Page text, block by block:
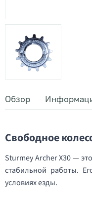
Обзор
Свободное
Sturmey Archer X30 —
стабильной работы.
условиях езды.